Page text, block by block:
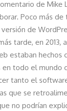
de Mike
Poco más de
de
tarde, en 2013,
estaban hechos
en todo el mundo
tanto el
que se
no podrían